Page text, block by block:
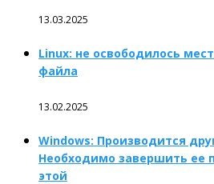
13.03.2025
Linux: не освободилось
файла
13.02.2025
Windows: Производится
Необходимо завершить ее
этой